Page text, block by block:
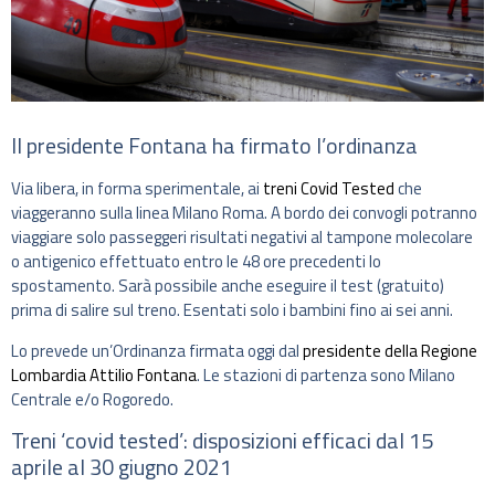
Il presidente Fontana ha firmato l’ordinanza
Via libera, in forma sperimentale, ai treni Covid Testedche
viaggeranno sulla linea Milano Roma. A bordo dei convogli potranno
viaggiare solo passeggeri risultati negativi al tampone molecolare
o antigenico effettuato entro le 48 ore precedenti lo
spostamento. Sarà possibile anche eseguire il test (gratuito)
prima di salire sul treno. Esentati solo i bambini fino ai sei anni.
Lo prevede un’Ordinanza firmata oggi dalpresidente della Regione
Lombardia Attilio Fontana. Le stazioni di partenza sono Milano
Centrale e/o Rogoredo.
Treni ‘covid tested’: disposizioni efficaci dal 15
aprile al 30 giugno 2021